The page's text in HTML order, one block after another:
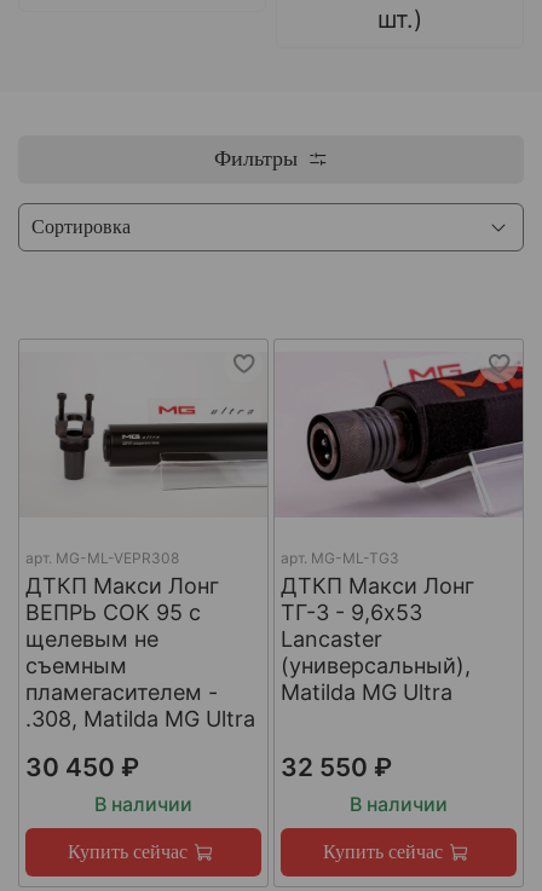
шт.)
Фильтры
арт. МG-ML-VEPR308
ДТКП Макси Лонг
ВЕПРЬ СОК 95 с
щелевым не
съемным
пламегасителем -
.308, Matilda MG Ultra
30 450 ₽
В наличии
Купить сейчас
арт. MG-ML-TG3
ДТКП Макси Лонг
ТГ-3 - 9,6x53
Lancaster
(универсальный),
Matilda MG Ultra
32 550 ₽
В наличии
Купить сейчас